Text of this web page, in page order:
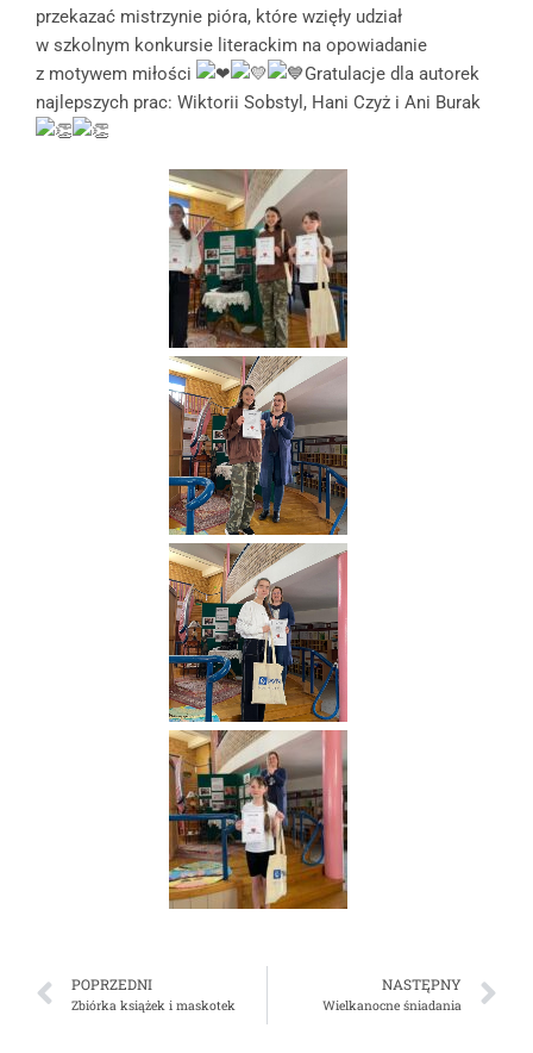
przekazać mistrzynie pióra, które wzięły udział
w szkolnym konkursie literackim na opowiadanie
z motywem miłości
Gratulacje dla autorek
najlepszych prac: Wiktorii Sobstyl, Hani Czyż i Ani Burak
POPRZEDNI
Zbiórka książek i maskotek
NASTĘPNY
Wielkanocne śniadania